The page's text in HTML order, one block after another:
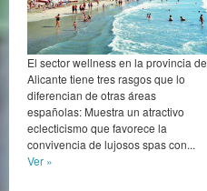
El sector wellness en la provincia de
Alicante tiene tres rasgos que lo
diferencian de otras áreas
españolas: Muestra un atractivo
eclecticismo que favorece la
convivencia de lujosos spas con...
Ver »